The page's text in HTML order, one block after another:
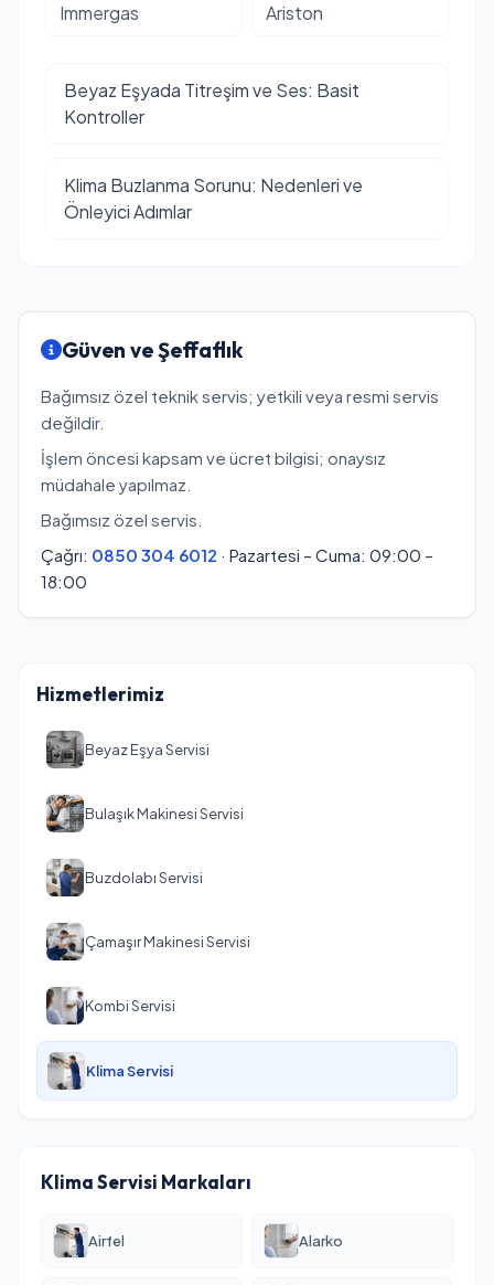
Immergas Ariston
Beyaz Eşyada Titreşim ve Ses: Basit
Kontroller
Klima Buzlanma Sorunu: Nedenleri ve
Önleyici Adımlar
Güven ve Şeffaflık
Bağımsız özel teknik servis; yetkili veya resmi servis
değildir.
İşlem öncesi kapsam ve ücret bilgisi; onaysız
müdahale yapılmaz.
Bağımsız özel servis.
Çağrı: 0850 304 6012 · Pazartesi – Cuma: 09:00 –
18:00
Hizmetlerimiz
Beyaz Eşya Servisi
Bulaşık Makinesi Servisi
Buzdolabı Servisi
Çamaşır Makinesi Servisi
Kombi Servisi
Klima Servisi
Klima Servisi Markaları
Airfel Alarko